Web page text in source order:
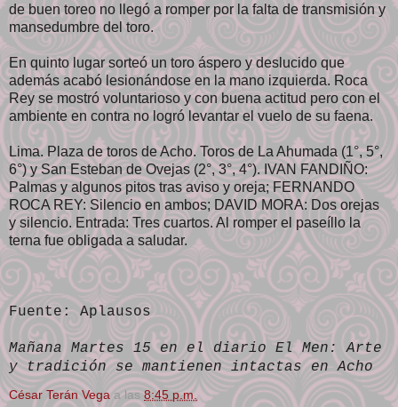
de buen toreo no llegó a romper por la falta de transmisión y
mansedumbre del toro.
En quinto lugar sorteó un toro áspero y deslucido que
además acabó lesionándose en la mano izquierda. Roca
Rey se mostró voluntarioso y con buena actitud pero con el
ambiente en contra no logró levantar el vuelo de su faena.
Lima. Plaza de toros de Acho. Toros de La Ahumada (1°, 5°,
6°) y San Esteban de Ovejas (2°, 3°, 4°). IVAN FANDIÑO:
Palmas y algunos pitos tras aviso y oreja; FERNANDO
ROCA REY: Silencio en ambos; DAVID MORA: Dos orejas
y silencio. Entrada: Tres cuartos. Al romper el paseíllo la
terna fue obligada a saludar.
Fuente: Aplausos
Mañana Martes 15 en el diario El Men: Arte
y tradición se mantienen intactas en Acho
César Terán Vega a las 8:45 p.m.